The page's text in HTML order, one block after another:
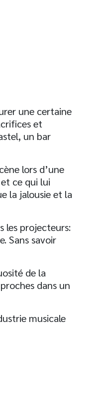
une certaine
et
un bar
lors d’une
ce qui lui
la jalousie et la
les projecteurs:
Sans savoir
de la
dans un
musicale